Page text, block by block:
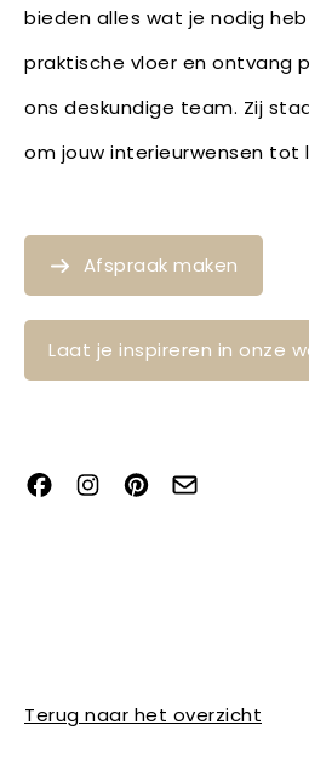
bieden alles wat je nodig
praktische vloer en ontvang
ons deskundige team. Zij
om jouw interieurwensen
Afspraak maken
Laat je inspireren in onze
Terug naar het overzicht